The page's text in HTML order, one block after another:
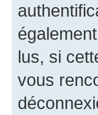
lus, si
vous